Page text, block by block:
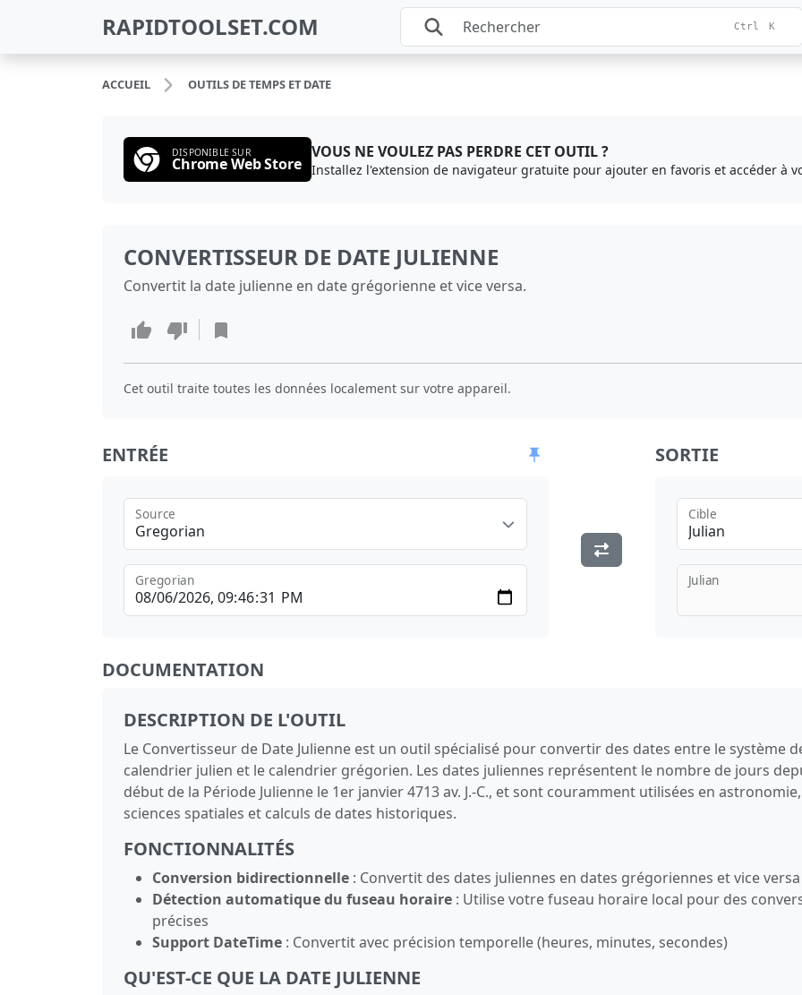
RAPIDTOOLSET.COM Ctrl K
ACCUEIL OUTILS DE TEMPS ET DATE
DISPONIBLE SUR
Chrome Web Store
VOUS NE VOULEZ PAS PERDRE CET OUTIL ?
Installez l'extension de navigateur gratuite pour ajouter en favoris et accéder à
CONVERTISSEUR DE DATE JULIENNE
Convertit la date julienne en date grégorienne et vice versa.
Cet outil traite toutes les données localement sur votre appareil.
ENTRÉE
Gregorian
Source
Gregorian
SORTIE
Julian
Cible
Julian
DOCUMENTATION
DESCRIPTION DE L'OUTIL
Le Convertisseur de Date Julienne est un outil spécialisé pour convertir des dates entre le système
calendrier julien et le calendrier grégorien. Les dates juliennes représentent le nombre de jours
début de la Période Julienne le 1er janvier 4713 av. J.-C., et sont couramment utilisées en astronomie,
sciences spatiales et calculs de dates historiques.
FONCTIONNALITÉS
Conversion bidirectionnelle : Convertit des dates juliennes en dates grégoriennes et vice versa
Détection automatique du fuseau horaire : Utilise votre fuseau horaire local pour des
précises
Support DateTime : Convertit avec précision temporelle (heures, minutes, secondes)
QU'EST-CE QUE LA DATE JULIENNE